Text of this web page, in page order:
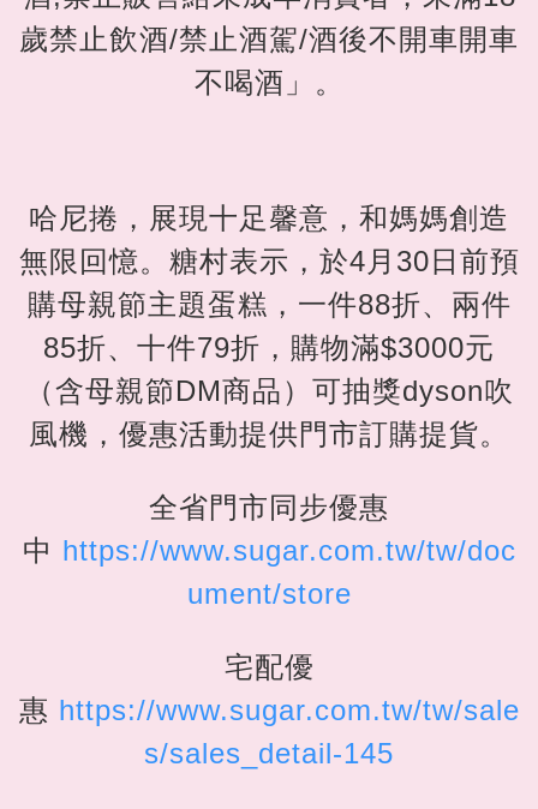
歲禁止飲酒/禁止酒駕/酒後不開車開車
不喝酒」。
哈尼捲，展現十足馨意，和媽媽創造
無限回憶。糖村表示，於4月30日前預
購母親節主題蛋糕，一件88折、兩件
85折、十件79折，購物滿$3000元
（含母親節DM商品）可抽獎dyson吹
風機，優惠活動提供門市訂購提貨。
全省門市同步優惠
中 https://www.sugar.com.tw/tw/doc
ument/store
宅配優
惠 https://www.sugar.com.tw/tw/sale
s/sales_detail-145